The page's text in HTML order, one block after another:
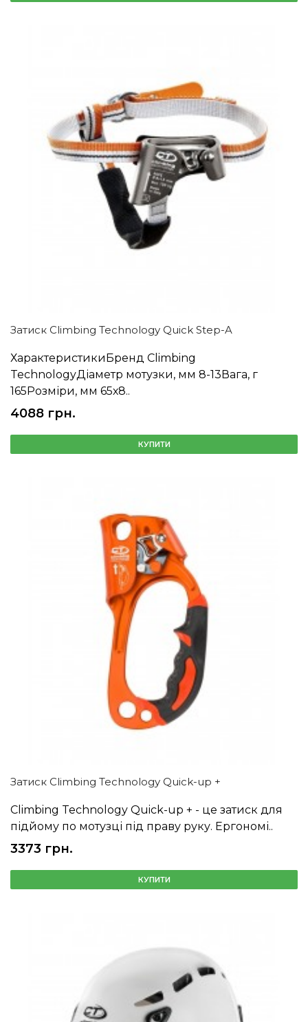
Затиск Climbing Technology Quick Step-A
ХарактеристикиБренд Climbing
TechnologyДіаметр мотузки, мм 8-13Вага, г
165Розміри, мм 65х8..
4088 грн.
КУПИТИ
Затиск Climbing Technology Quick-up +
Climbing Technology Quick-up + - це затиск для
підйому по мотузці під праву руку. Ергономі..
3373 грн.
КУПИТИ